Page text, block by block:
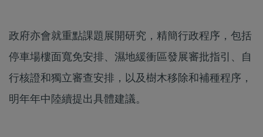
政府亦會就重點課題展開研究，精簡行政程序，包括
停車場樓面寬免安排、濕地緩衝區發展審批指引、自
行核證和獨立審查安排，以及樹木移除和補種程序，
明年年中陸續提出具體建議。